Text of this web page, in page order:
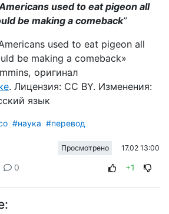
used to eat pigeon all
be making a comeback”
used to eat pigeon all
be making a comeback»
, оригинал
. Лицензия: CC BY. Изменения:
язык
#наука #перевод
Просмотрено 17.02 13:00
0 +1